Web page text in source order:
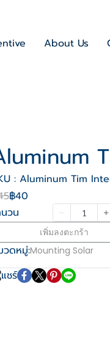
About Us
: Aluminum Tim
฿40
วน
เพิ่มลงตะกร้า
วดหมู่:Mounting Solar
แชร์